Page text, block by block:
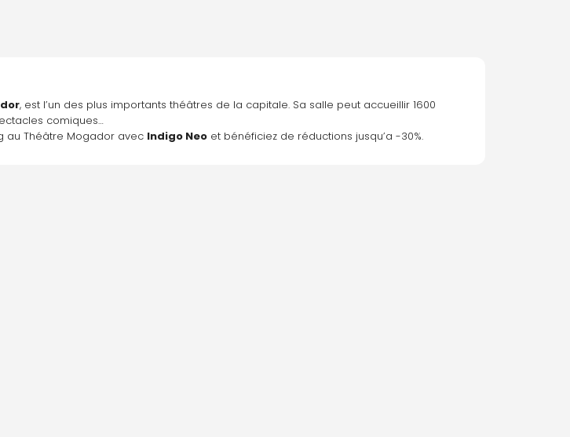
, est l’un des plus importants théâtres de la capitale. Sa salle peut accueillir 1600
comiques…
au Théâtre Mogador avec Indigo Neo et bénéficiez de réductions jusqu’a -30%.